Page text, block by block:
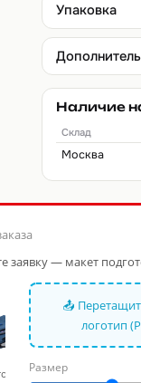
Упаковка
Наличие
Склад
Москва
заявку — макет
5
📤
логотип
Размер